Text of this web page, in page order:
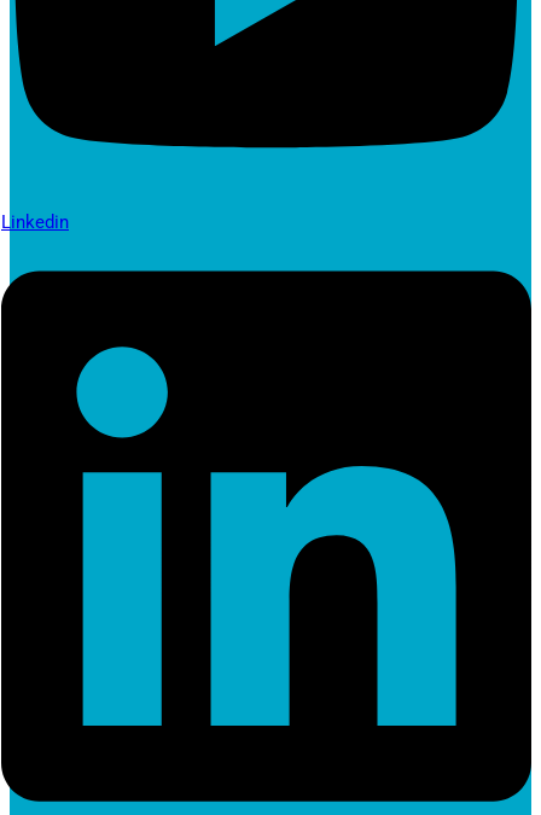
Linkedin